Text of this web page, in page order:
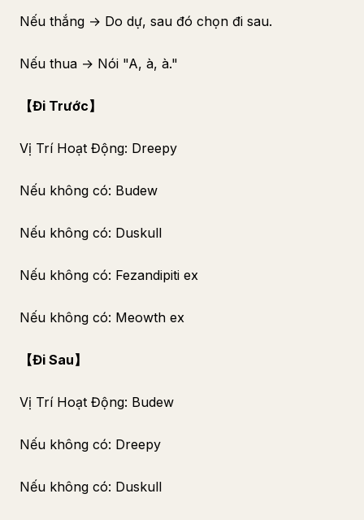
Nếu thắng → Do dự, sau đó chọn đi sau.
Nếu thua → Nói "A, à, à."
【Đi Trước】
Vị Trí Hoạt Động: Dreepy
Nếu không có: Budew
Nếu không có: Duskull
Nếu không có: Fezandipiti ex
Nếu không có: Meowth ex
【Đi Sau】
Vị Trí Hoạt Động: Budew
Nếu không có: Dreepy
Nếu không có: Duskull